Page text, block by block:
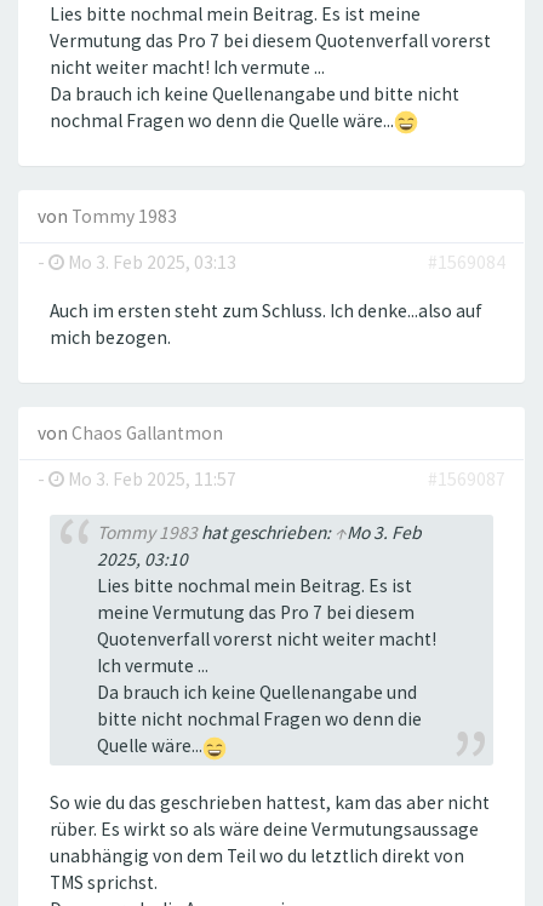
Lies bitte nochmal mein Beitrag. Es ist meine
Vermutung das Pro 7 bei diesem Quotenverfall vorerst
nicht weiter macht! Ich vermute ...
Da brauch ich keine Quellenangabe und bitte nicht
nochmal Fragen wo denn die Quelle wäre...
von Tommy 1983
-
Mo 3. Feb 2025, 03:13 #1569084
Auch im ersten steht zum Schluss. Ich denke...also auf
mich bezogen.
von Chaos Gallantmon
-
Mo 3. Feb 2025, 11:57 #1569087
Tommy 1983hat geschrieben: ↑Mo 3. Feb
2025, 03:10
Lies bitte nochmal mein Beitrag. Es ist
meine Vermutung das Pro 7 bei diesem
Quotenverfall vorerst nicht weiter macht!
Ich vermute ...
Da brauch ich keine Quellenangabe und
bitte nicht nochmal Fragen wo denn die
Quelle wäre...
So wie du das geschrieben hattest, kam das aber nicht
rüber. Es wirkt so als wäre deine Vermutungsaussage
unabhängig von dem Teil wo du letztlich direkt von
TMS sprichst.